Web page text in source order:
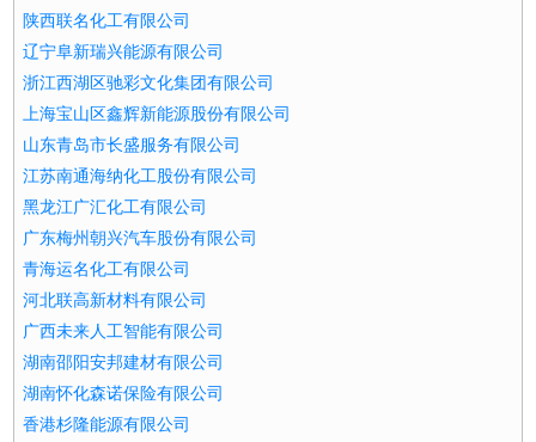
陕西联名化工有限公司
辽宁阜新瑞兴能源有限公司
浙江西湖区驰彩文化集团有限公司
上海宝山区鑫辉新能源股份有限公司
山东青岛市长盛服务有限公司
江苏南通海纳化工股份有限公司
黑龙江广汇化工有限公司
广东梅州朝兴汽车股份有限公司
青海运名化工有限公司
河北联高新材料有限公司
广西未来人工智能有限公司
湖南邵阳安邦建材有限公司
湖南怀化森诺保险有限公司
香港杉隆能源有限公司